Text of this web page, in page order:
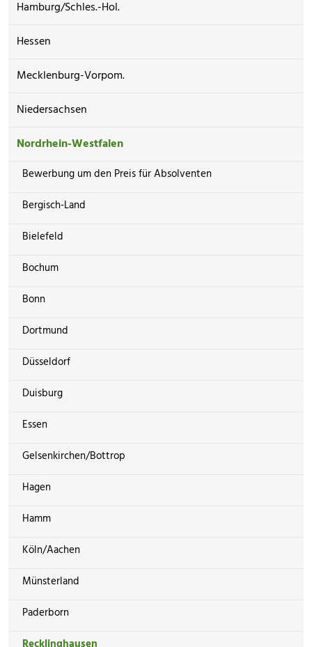
Hamburg/Schles.-Hol.
Hessen
Mecklenburg-Vorpom.
Niedersachsen
Nordrhein-Westfalen
Bewerbung um den Preis für Absolventen
Bergisch-Land
Bielefeld
Bochum
Bonn
Dortmund
Düsseldorf
Duisburg
Essen
Gelsenkirchen/Bottrop
Hagen
Hamm
Köln/Aachen
Münsterland
Paderborn